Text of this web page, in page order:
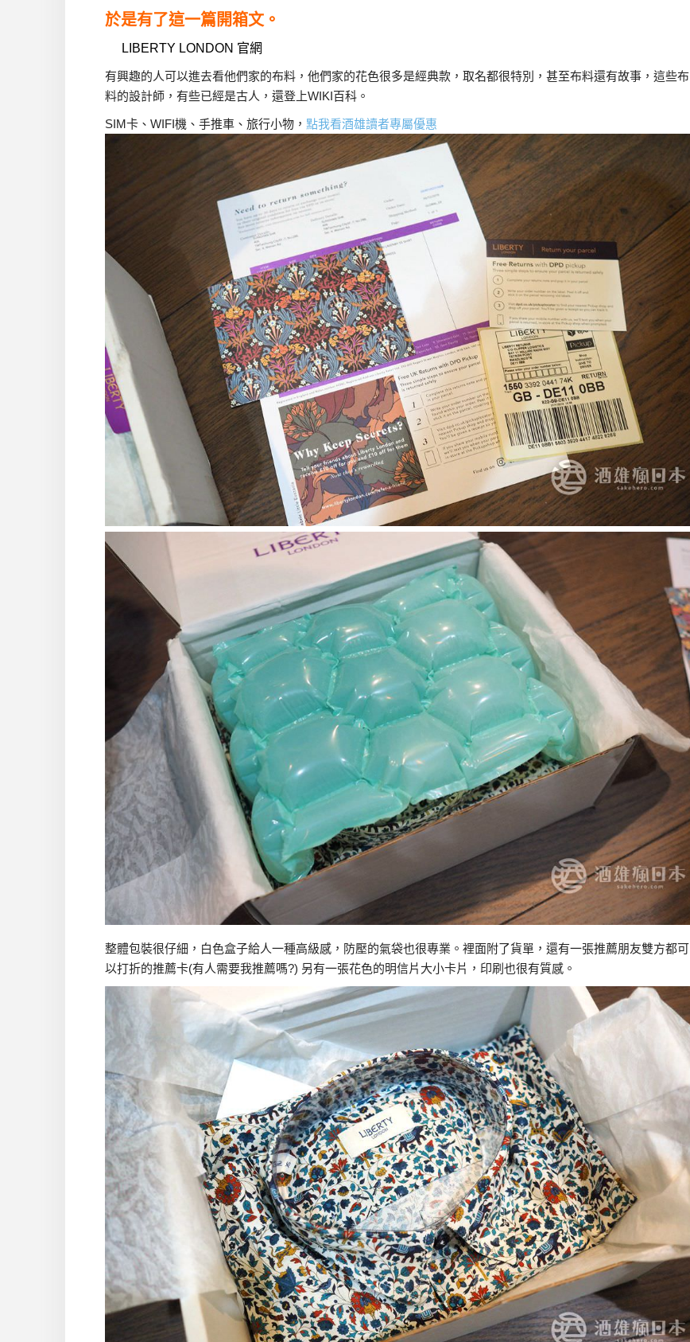
於是有了這一篇開箱文。
LIBERTY LONDON 官網
有興趣的人可以進去看他們家的布料，他們家的花色很多是經典款，取名都很特別，甚至布料還有故事，這些布
料的設計師，有些已經是古人，還登上WIKI百科。
SIM卡、WIFI機、手推車、旅行小物， 點我看酒雄讀者專屬優惠
整體包裝很仔細，白色盒子給人一種高級感，防壓的氣袋也很專業。裡面附了貨單，還有一張推薦朋友雙方都可
以打折的推薦卡(有人需要我推薦嗎?) 另有一張花色的明信片大小卡片，印刷也很有質感。